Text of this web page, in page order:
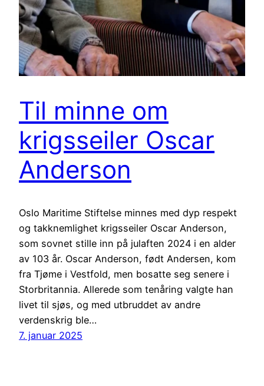
Til minne om
krigsseiler Oscar
Anderson
Oslo Maritime Stiftelse minnes med dyp respekt
og takknemlighet krigsseiler Oscar Anderson,
som sovnet stille inn på julaften 2024 i en alder
av 103 år. Oscar Anderson, født Andersen, kom
fra Tjøme i Vestfold, men bosatte seg senere i
Storbritannia. Allerede som tenåring valgte han
livet til sjøs, og med utbruddet av andre
verdenskrig ble…
7. januar 2025